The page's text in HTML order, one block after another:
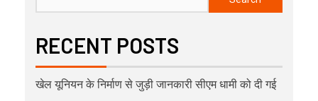
RECENT POSTS
खेल यूनियन के निर्माण से जुड़ी जानकारी सीएम धामी को दी गई